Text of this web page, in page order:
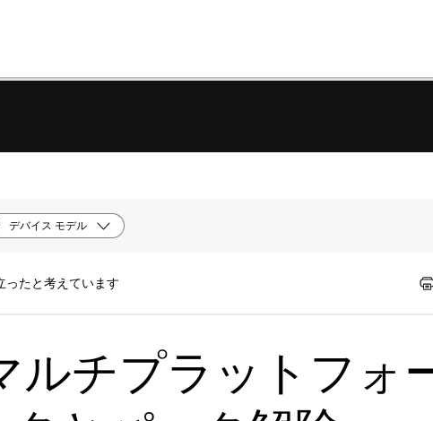
デバイス モデル
ったと考えています
チプラットフォ